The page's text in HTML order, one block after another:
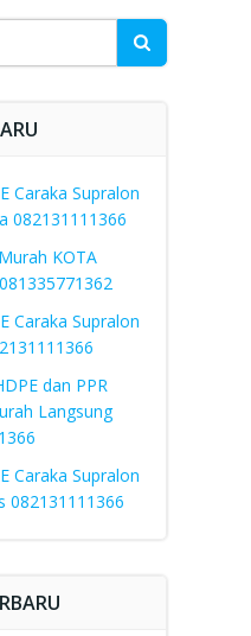
Caraka Supralon
082131111366
KOTA
Caraka Supralon
dan PPR
Langsung
Caraka Supralon
082131111366